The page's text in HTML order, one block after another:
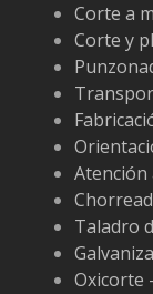
Corte a
Corte y
Atención
Taladro
Oxicorte